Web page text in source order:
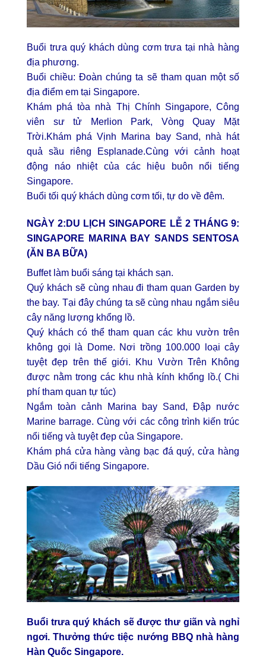
Buổi trưa quý khách dùng cơm trưa tại nhà hàng
địa phương.
Buổi chiều: Đoàn chúng ta sẽ tham quan một số
địa điểm em tại Singapore.
Khám phá tòa nhà Thị Chính Singapore, Công
viên sư tử Merlion Park, Vòng Quay Mặt
Trời.Khám phá Vịnh Marina bay Sand, nhà hát
quả sầu riêng Esplanade.Cùng với cảnh hoạt
động náo nhiệt của các hiệu buôn nổi tiếng
Singapore.
Buổi tối quý khách dùng cơm tối, tự do về đêm.
NGÀY 2: DU LỊCH SINGAPORE LỄ 2 THÁNG 9:
SINGAPORE MARINA BAY SANDS SENTOSA
(ĂN BA BỮA)
Buffet làm buổi sáng tại khách sạn.
Quý khách sẽ cùng nhau đi tham quan Garden by
the bay. Tại đây chúng ta sẽ cùng nhau ngắm siêu
cây năng lượng khổng lồ.
Quý khách có thể tham quan các khu vườn trên
không gọi là Dome. Nơi trồng 100.000 loại cây
tuyệt đẹp trên thế giới. Khu Vườn Trên Không
được nằm trong các khu nhà kính khổng lồ.( Chi
phí tham quan tự túc)
Ngắm toàn cảnh Marina bay Sand, Đập nước
Marine barrage. Cùng với các công trình kiến trúc
nổi tiếng và tuyệt đẹp của Singapore.
Khám phá cửa hàng vàng bạc đá quý, cửa hàng
Dầu Gió nổi tiếng Singapore.
Buổi trưa quý khách sẽ được thư giãn và nghỉ
ngơi. Thưởng thức tiệc nướng BBQ nhà hàng
Hàn Quốc Singapore.